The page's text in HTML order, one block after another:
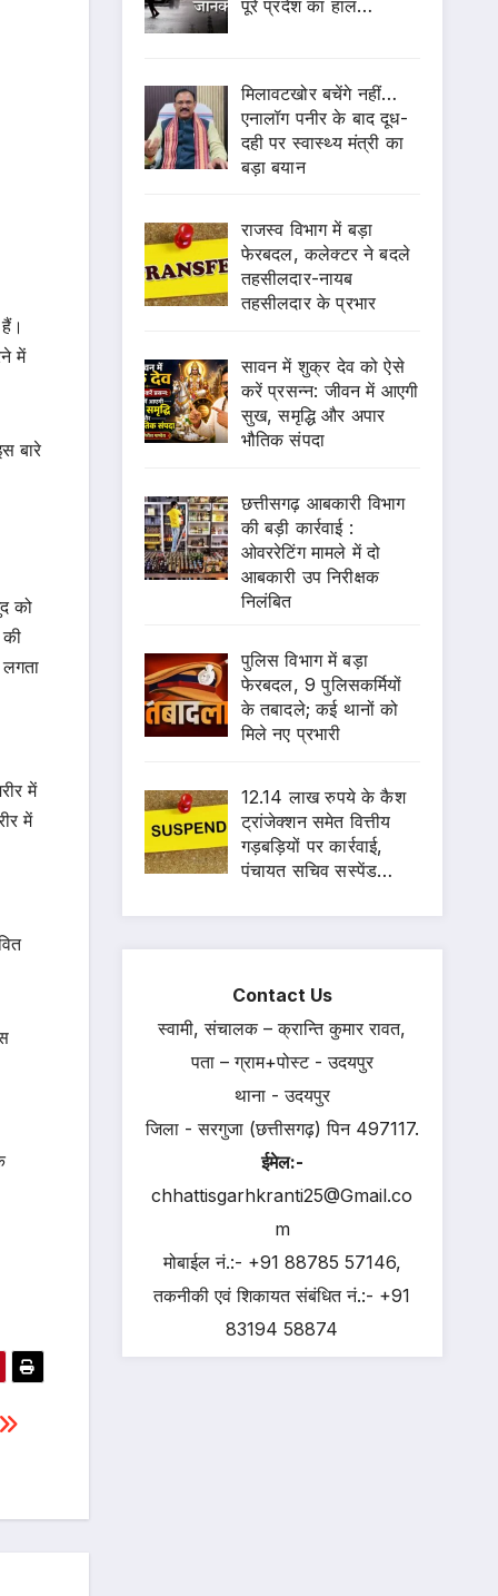
में
बारे
को
में
में
पूरे प्रदेश का हाल…
मिलावटखोर बचेंगे नहीं…
एनालॉग पनीर के बाद दूध-
दही पर स्वास्थ्य मंत्री का
बड़ा बयान
राजस्व विभाग में बड़ा
फेरबदल, कलेक्टर ने बदले
तहसीलदार-नायब
तहसीलदार के प्रभार
सावन में शुक्र देव को ऐसे
करें प्रसन्न: जीवन में आएगी
सुख, समृद्धि और अपार
भौतिक संपदा
छत्तीसगढ़ आबकारी विभाग
की बड़ी कार्रवाई :
ओवररेटिंग मामले में दो
आबकारी उप निरीक्षक
निलंबित
पुलिस विभाग में बड़ा
फेरबदल, 9 पुलिसकर्मियों
के तबादले; कई थानों को
मिले नए प्रभारी
12.14 लाख रुपये के कैश
ट्रांजेक्शन समेत वित्तीय
गड़बड़ियों पर कार्रवाई,
पंचायत सचिव सस्पेंड…
Contact Us
स्वामी, संचालक – क्रान्ति कुमार रावत,
पता – ग्राम+पोस्ट - उदयपुर
थाना - उदयपुर
जिला - सरगुजा (छत्तीसगढ़) पिन 497117.
ईमेल:-
chhattisgarhkranti25@Gmail.co
m
मोबाईल नं.:- +91 88785 57146,
तकनीकी एवं शिकायत संबंधित नं.:- +91
83194 58874